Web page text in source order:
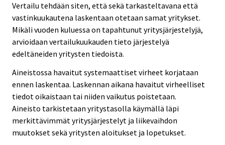
Vertailu tehdään siten, että sekä tarkasteltavana että
vastinkuukautena laskentaan otetaan samat yritykset.
Mikäli vuoden kuluessa on tapahtunut yritysjärjestelyjä,
arvioidaan vertailukuukauden tieto järjestelyä
edeltäneiden yritysten tiedoista.
Aineistossa havaitut systemaattiset virheet korjataan
ennen laskentaa. Laskennan aikana havaitut virheelliset
tiedot oikaistaan tai niiden vaikutus poistetaan.
Aineisto tarkistetaan yritystasolla käymällä läpi
merkittävimmät yritysjärjestelyt ja liikevaihdon
muutokset sekä yritysten aloitukset ja lopetukset.